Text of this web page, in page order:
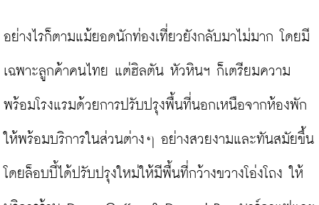
อย่างไรก็ตามแม้ยอดนักท่องเที่ยวยังกลับมาไม่มาก โดยมี
เฉพาะลูกค้าคนไทย แต่ฮิลตัน หัวหินฯ ก็เตรียมความ
พร้อมโรงแรมด้วยการปรับปรุงพื้นที่นอกเหนือจากห้องพัก
ให้พร้อมบริการในส่วนต่างๆ อย่างสวยงามและทันสมัยขึ้น
โดยล็อบบี้ได้ปรับปรุงใหม่ให้มีพื้นที่กว้างขวางโอ่งโถง ให้